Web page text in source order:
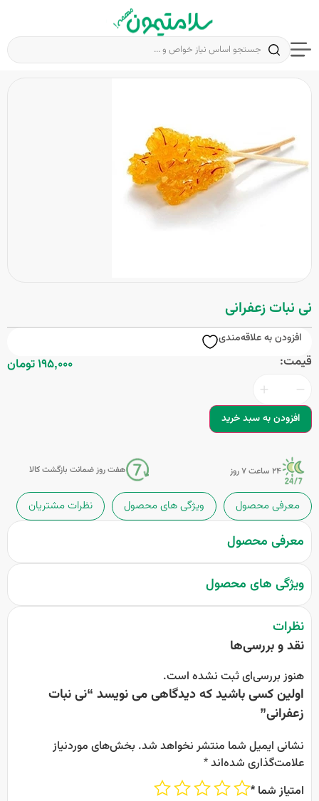
نی نبات زعفرانی
افزودن به علاقه‌مندی
قیمت: 195,000 تومان
افزودن به سبد خرید
24 ساعت 7 روز هفت روز ضمانت بازگشت کالا
معرفی محصول ویژگی های محصول نظرات مشتریان
معرفی محصول
ویژگی های محصول
نظرات
نقد و بررسی‌ها
هنوز بررسی‌ای ثبت نشده است.
اولین کسی باشید که دیدگاهی می نویسد “نی نبات
زعفرانی”
نشانی ایمیل شما منتشر نخواهد شد. بخش‌های موردنیاز
علامت‌گذاری شده‌اند*
امتیاز شما *